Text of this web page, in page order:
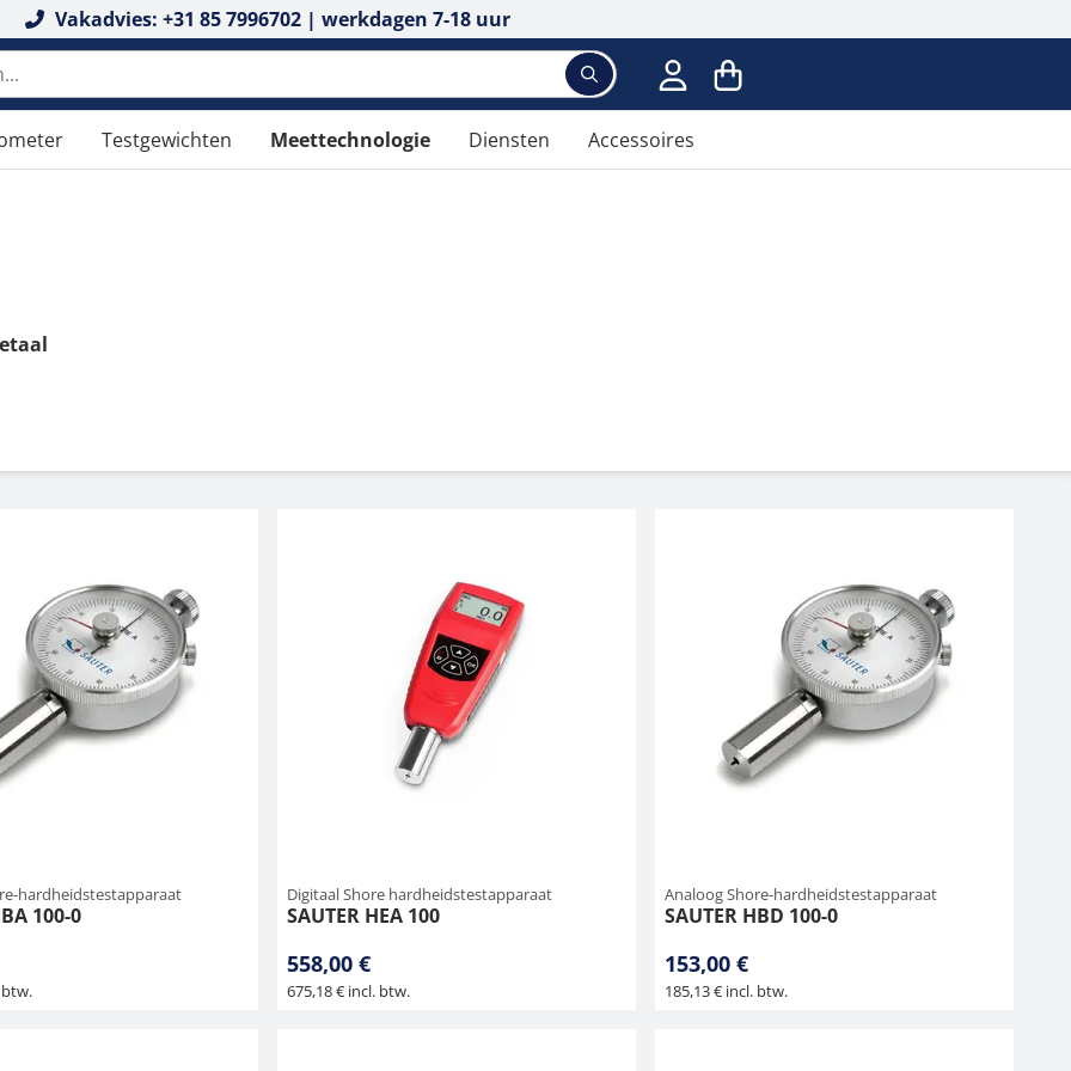
Vakadvies: +31 85 7996702 | werkdagen 7-18 uur
Testgewichten Meettechnologie Diensten Accessoires
hardheidstestapparaat
100-0
btw.
Digitaal Shore hardheidstestapparaat
SAUTER HEA 100
558,00 €
675,18 € incl. btw.
Analoog Shore-hardheidstestapparaat
SAUTER HBD 100-0
153,00 €
185,13 € incl. btw.